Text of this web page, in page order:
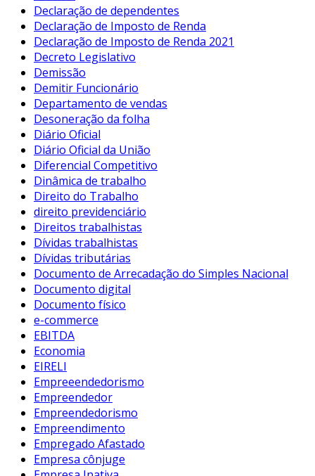
Declaração de dependentes
Declaração de Imposto de Renda
Declaração de Imposto de Renda 2021
Decreto Legislativo
Demissão
Demitir Funcionário
Departamento de vendas
Desoneração da folha
Diário Oficial
Diário Oficial da União
Diferencial Competitivo
Dinâmica de trabalho
Direito do Trabalho
direito previdenciário
Direitos trabalhistas
Dívidas trabalhistas
Dívidas tributárias
Documento de Arrecadação do Simples Nacional
Documento digital
Documento físico
e-commerce
EBITDA
Economia
EIRELI
Empreeendedorismo
Empreendedor
Empreendedorismo
Empreendimento
Empregado Afastado
Empresa cônjuge